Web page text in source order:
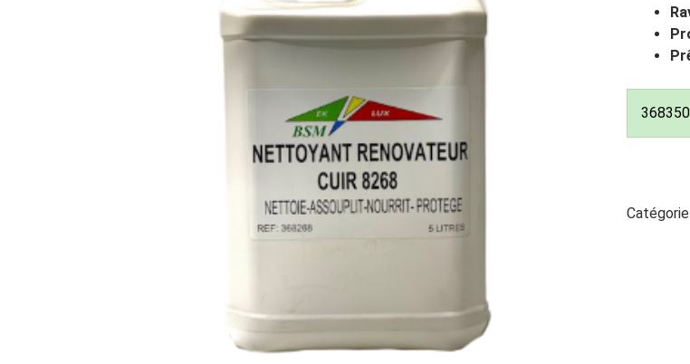
368350
Catégorie